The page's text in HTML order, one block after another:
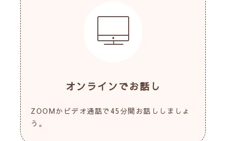
オンラインでお話し
ZOOMかビデオ通話で45分間お話ししましょ
う。